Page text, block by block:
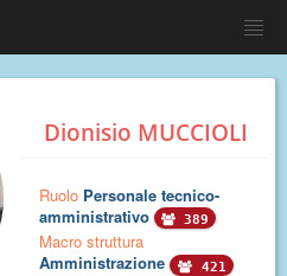
Dionisio MUCCIOLI
Ruolo Personale tecnico-
amministrativo
389
Macro struttura
Amministrazione
421